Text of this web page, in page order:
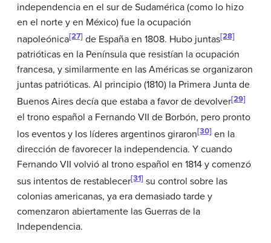
independencia en el sur de Sudamérica (como lo hizo
en el norte y en México) fue la ocupación
napoleónica[27] de España en 1808. Hubo juntas[28]
patrióticas en la Península que resistían la ocupación
francesa, y similarmente en las Américas se organizaron
juntas patrióticas. Al principio (1810) la Primera Junta de
Buenos Aires decía que estaba a favor de devolver[29]
el trono español a Fernando VII de Borbón, pero pronto
los eventos y los líderes argentinos giraron[30] en la
dirección de favorecer la independencia. Y cuando
Fernando VII volvió al trono español en 1814 y comenzó
sus intentos de restablecer[31] su control sobre las
colonias americanas, ya era demasiado tarde y
comenzaron abiertamente las Guerras de la
Independencia.